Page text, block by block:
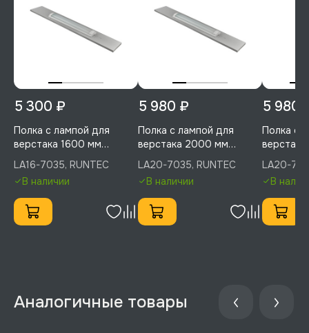
5 300 ₽
Полка с лампой для
верстака 1600 мм
(светло-серый), RUNTEC,
LA16-7035
LA16-7035, RUNTEC
В наличии
5 980 ₽
Полка с лампой для
верстака 2000 мм
(светло-серый), RUNTEC,
LA20-7035
LA20-7035, RUNTEC
В наличии
5 980
Полка с
LA20-
В